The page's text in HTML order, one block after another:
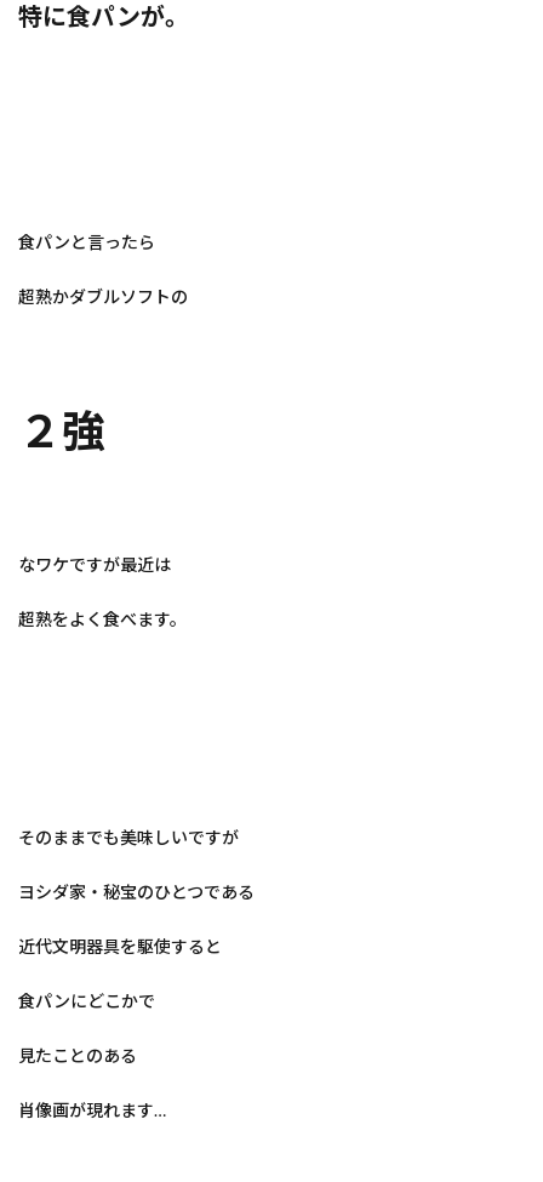
特に食パンが。
食パンと言ったら
超熟かダブルソフトの
２強
なワケですが最近は
超熟をよく食べます。
そのままでも美味しいですが
ヨシダ家・秘宝のひとつである
近代文明器具を駆使すると
食パンにどこかで
見たことのある
肖像画が現れます…